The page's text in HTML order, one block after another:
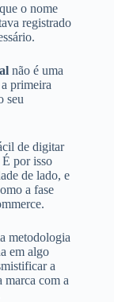
o nome
registrado
não é uma
primeira
seu
de digitar
É por isso
de lado, e
a fase
metodologia
em algo
a
marca com a